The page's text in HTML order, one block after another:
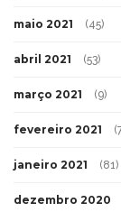
maio 2021 (45)
abril 2021 (53)
março 2021 (9)
fevereiro 2021
janeiro 2021 (81)
dezembro 2020